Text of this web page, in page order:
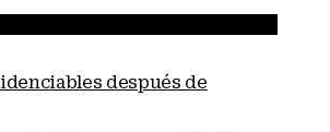
después de